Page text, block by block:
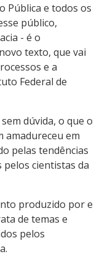
Pública e todos os
público,
- é o
texto, que vai
e a
Federal de
dúvida, o que o
amadureceu em
pelas tendências
pelos cientistas da
produzido por e
de temas e
pelos